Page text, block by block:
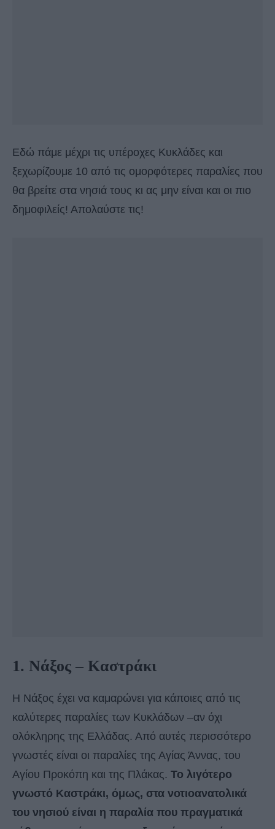
Εδώ πάμε μέχρι τις υπέροχες Κυκλάδες και
ξεχωρίζουμε 10 από τις ομορφότερες παραλίες που
θα βρείτε στα νησιά τους κι ας μην είναι και οι πιο
δημοφιλείς! Απολαύστε τις!
1. Νάξος – Καστράκι
Η Νάξος έχει να καμαρώνει για κάποιες από τις
καλύτερες παραλίες των Κυκλάδων –αν όχι
ολόκληρης της Ελλάδας. Από αυτές περισσότερο
γνωστές είναι οι παραλίες της Αγίας Άννας, του
Αγίου Προκόπη και της Πλάκας. Το λιγότερο
γνωστό Καστράκι, όμως, στα νοτιοανατολικά
του νησιού είναι η παραλία που πραγματικά